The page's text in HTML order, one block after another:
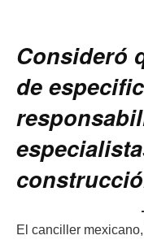
Consideró
de
El canciller